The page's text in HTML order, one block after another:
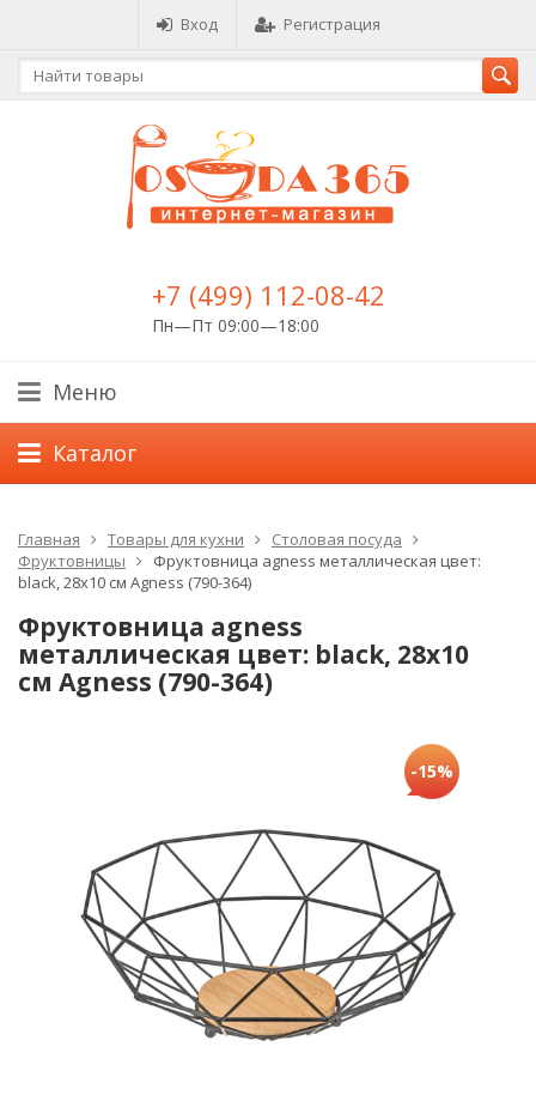
Вход Регистрация
+7 (499) 112-08-42
Пн—Пт 09:00—18:00
Меню
Каталог
Главная Товары для кухни
Столовая посуда
Фруктовницы
Фруктовница agness металлическая цвет:
black, 28х10 см Agness (790-364)
Фруктовница agness
металлическая цвет: black, 28х10
см Agness (790-364)
-15%